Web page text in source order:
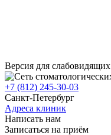
Версия для слабовидящих
+7 (812) 245-30-03
Санкт-Петербург
Адреса клиник
Написать нам
Записаться на приём